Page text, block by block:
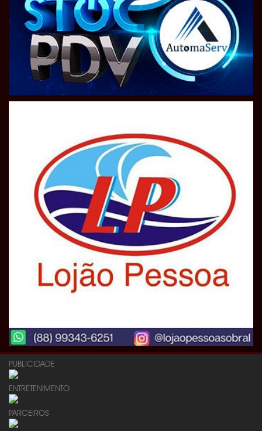
PUBLICIDADE
ENTRETENIMENTO
PARCEIROS